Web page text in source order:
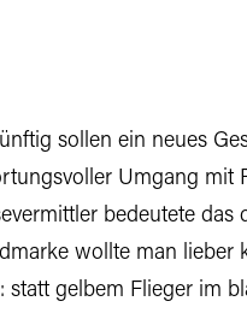
sollen ein neues
Umgang mit
bedeutete
wollte man lieber
statt gelbem Flieger im